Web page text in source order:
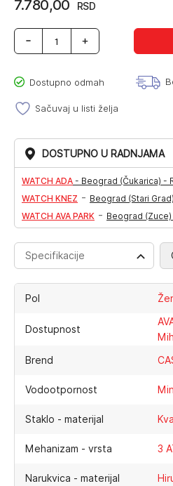
7.780,00 RSD
Casio
LTP-
7A
Classic
količina
Dostupno odmah
Sačuvaj u listi želja
DOSTUPNO U RADNJAMA
WATCH ADA - Beograd (Čukarica) -
WATCH KNEZ - Beograd (Stari
WATCH AVA PARK - Beograd
Specifikacije
Pol
Dostupnost
Brend
Vodootpornost
Staklo - materijal
Mehanizam - vrsta 3
Narukvica - materijal